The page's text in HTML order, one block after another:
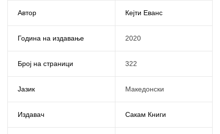
Автор Кејти Еванс
Година на издавање 2020
Број на страници 322
Јазик Македонски
Издавач Сакам Книги